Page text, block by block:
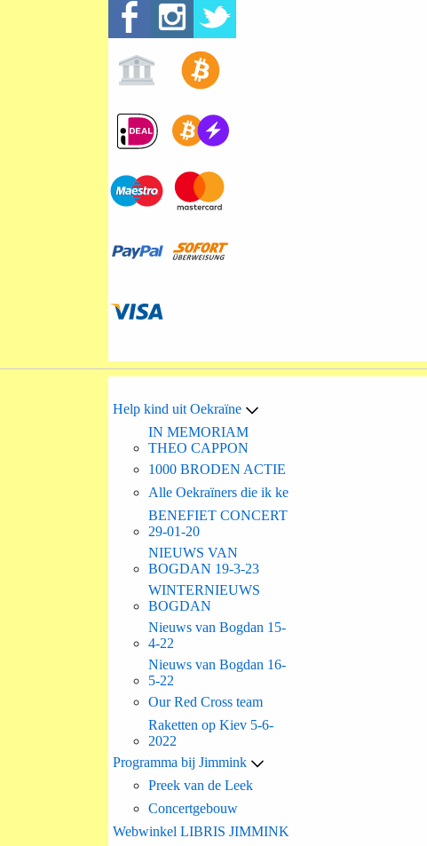
Help kind uit Oekraïne
IN MEMORIAM
THEO CAPPON
1000 BRODEN ACTIE
Alle Oekraïners die ik ke
BENEFIET CONCERT
29-01-20
NIEUWS VAN
BOGDAN 19-3-23
WINTERNIEUWS
BOGDAN
Nieuws van Bogdan 15-
4-22
Nieuws van Bogdan 16-
5-22
Our Red Cross team
Raketten op Kiev 5-6-
2022
Programma bij Jimmink
Preek van de Leek
Concertgebouw
Webwinkel LIBRIS JIMMINK